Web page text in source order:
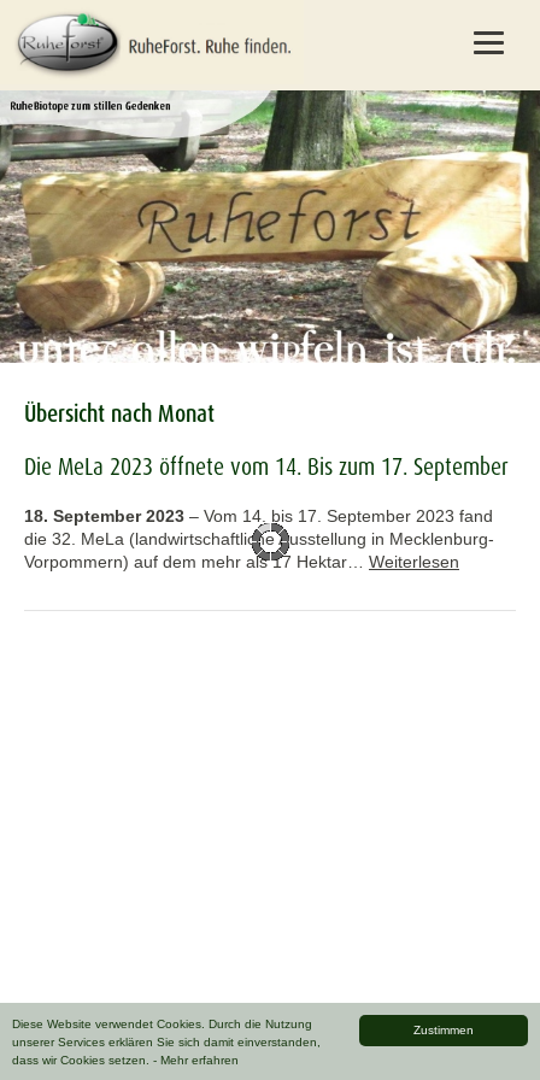
Zustimmen
Diese Website verwendet Cookies. Durch die Nutzung
unserer Services erklären Sie sich damit einverstanden,
dass wir Cookies setzen. - Mehr erfahren
Übersicht nach Monat
Die MeLa 2023 öffnete vom 14. Bis zum 17. September
18. September 2023 – Vom 14. bis 17. September 2023 fand
die 32. MeLa (landwirtschaftliche Ausstellung in Mecklenburg-
Vorpommern) auf dem mehr als 17 Hektar… Weiterlesen